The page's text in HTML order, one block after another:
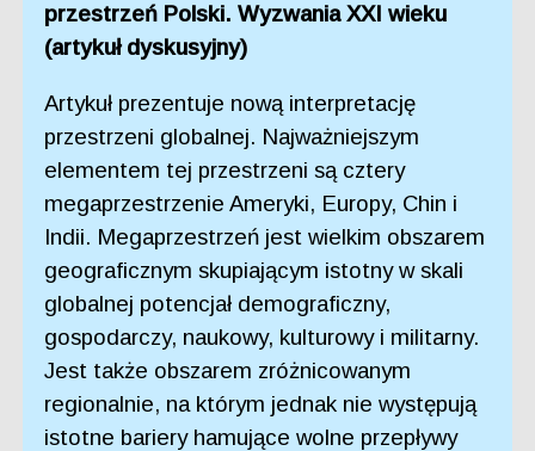
przestrzeń Polski. Wyzwania XXI wieku
(artykuł dyskusyjny)
Artykuł prezentuje nową interpretację
przestrzeni globalnej. Najważniejszym
elementem tej przestrzeni są cztery
megaprzestrzenie Ameryki, Europy, Chin i
Indii. Megaprzestrzeń jest wielkim obszarem
geograficznym skupiającym istotny w skali
globalnej potencjał demograficzny,
gospodarczy, naukowy, kulturowy i militarny.
Jest także obszarem zróżnicowanym
regionalnie, na którym jednak nie występują
istotne bariery hamujące wolne przepływy